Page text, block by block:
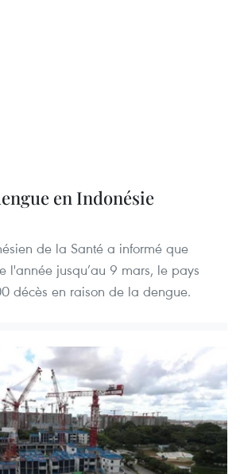
en Indonésie
de la Santé a informé que
l'année jusqu’au 9 mars, le pays
décès en raison de la dengue.